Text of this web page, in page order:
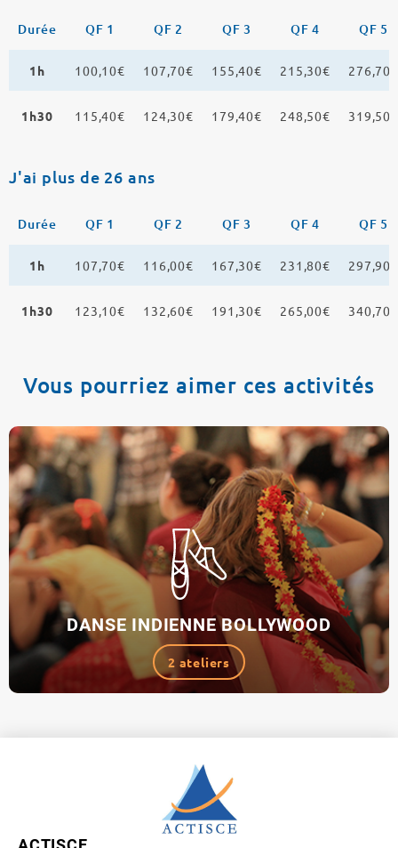
Durée QF 1 QF 2 QF 3 QF 4 QF 5
1h 100,10€ 107,70€ 155,40€ 215,30€ 276,70€
1h30 115,40€ 124,30€ 179,40€ 248,50€ 319,50€
J'ai plus de 26 ans
Durée QF 1 QF 2 QF 3 QF 4 QF 5
1h 107,70€ 116,00€ 167,30€ 231,80€ 297,90€
1h30 123,10€ 132,60€ 191,30€ 265,00€ 340,70€
Vous pourriez aimer ces activités
DANSE INDIENNE BOLLYWOOD
2 ateliers